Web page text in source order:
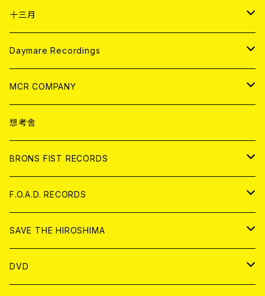
ANALOG
アパレル
CD
ANALOG
十三月
CD
ANALOG
Daymare Recordings
CD
ANALOG
MCR COMPANY
CD
アパレル
ANALOG
想考舎
BRONS FIST RECORDS
CD
ANALOG
F.O.A.D. RECORDS
CD
ANALOG
SAVE THE HIROSHIMA
アパレル
DVD